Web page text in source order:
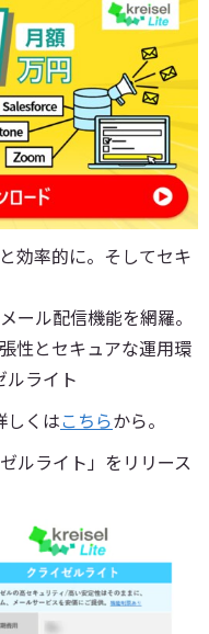
効率的に。そしてセキ
ール配信機能を網羅。
性とセキュアな運用環
ルライト
しくはこちらから。
ルライト」をリリース